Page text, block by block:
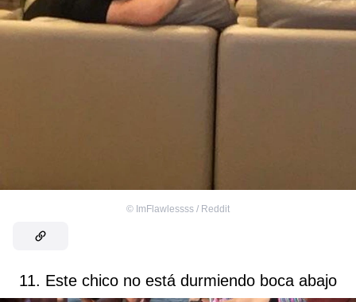
© ImFlawlessss / Reddit
11. Este chico no está durmiendo boca abajo